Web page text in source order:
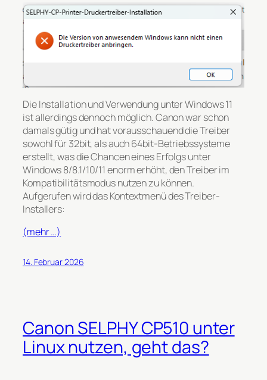
Die Installation und Verwendung unter Windows 11
ist allerdings dennoch möglich. Canon war schon
damals gütig und hat vorausschauend die Treiber
sowohl für 32bit, als auch 64bit-Betriebssysteme
erstellt, was die Chancen eines Erfolgs unter
Windows 8/8.1/10/11 enorm erhöht, den Treiber im
Kompatibilitätsmodus nutzen zu können.
Aufgerufen wird das Kontextmenü des Treiber-
Installers:
(mehr …)
14. Februar 2026
Canon SELPHY CP510 unter
Linux nutzen, geht das?